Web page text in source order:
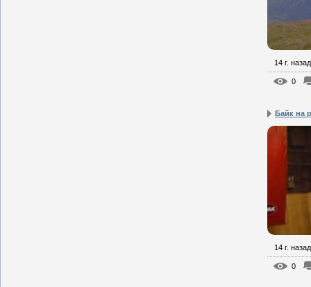
14 г. назад
0
Байк на
14 г. назад
0